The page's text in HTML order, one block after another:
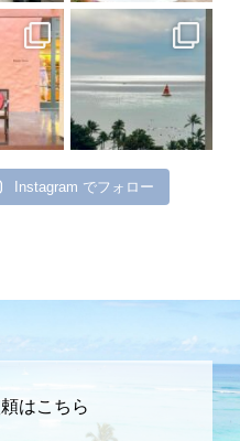
Instagram でフォロー
はこちら